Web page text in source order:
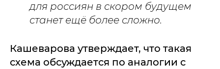
для россиян в скором будущем
станет ещё более сложно.
Кашеварова утверждает, что такая
схема обсуждается по аналогии с